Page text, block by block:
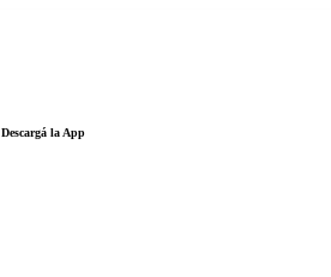
Descargá la App